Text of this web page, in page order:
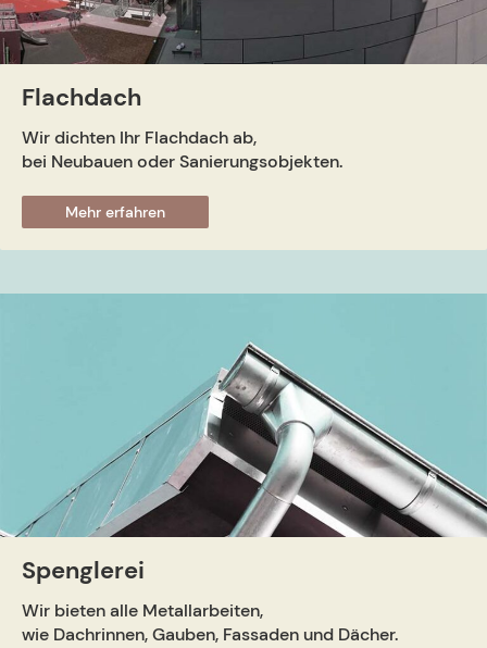
Flachdach
Wir dichten Ihr Flachdach ab,
bei Neubauen oder Sanierungsobjekten.
Mehr erfahren
Spenglerei
Wir bieten alle Metallarbeiten,
wie Dachrinnen, Gauben, Fassaden und Dächer.